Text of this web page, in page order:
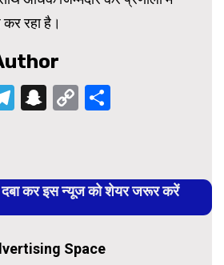
रहा है।
Telegram
Snapchat
Copy
कर इस न्यूज को शेयर जरूर करें
Space